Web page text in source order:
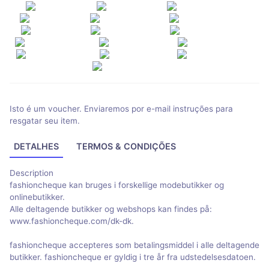
Isto é um voucher. Enviaremos por e-mail instruções para
resgatar seu item.
DETALHES TERMOS & CONDIÇÕES
Description
fashioncheque kan bruges i forskellige modebutikker og
onlinebutikker.
Alle deltagende butikker og webshops kan findes på:
www.fashioncheque.com/dk-dk.
fashioncheque accepteres som betalingsmiddel i alle deltagende
butikker. fashioncheque er gyldig i tre år fra udstedelsesdatoen.